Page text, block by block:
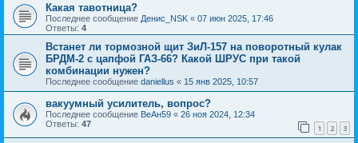
Какая тавотница?
Последнее сообщение Денис_NSK « 07 июн 2025, 17:46
Ответы: 4
Встанет ли тормозной щит ЗиЛ-157 на поворотный кулак
БРДМ-2 с цапфой ГАЗ-66? Какой ШРУС при такой
комбинации нужен?
Последнее сообщение daniellus « 15 янв 2025, 10:57
вакуумный усилитель, вопрос?
Последнее сообщение ВеАн59 « 26 ноя 2024, 12:34
Ответы: 47 1 2 3